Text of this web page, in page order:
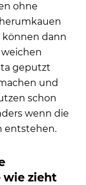
ohne
können dann
geputzt
und
schon
wenn die
entstehen.
wie zieht